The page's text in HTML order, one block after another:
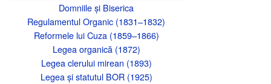
Domniile și Biserica
Regulamentul Organic (1831–1832)
Reformele lui Cuza (1859–1866)
Legea organică (1872)
Legea clerului mirean (1893)
Legea și statutul BOR (1925)